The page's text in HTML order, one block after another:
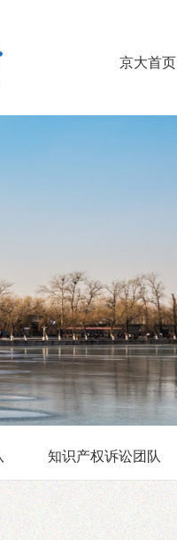
京大首页
知识产权诉讼团队